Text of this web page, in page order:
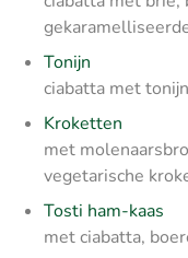
Tonijn
ciabatta met
Kroketten
met
vegetarische
Tosti ham-kaas
met ciabatta,